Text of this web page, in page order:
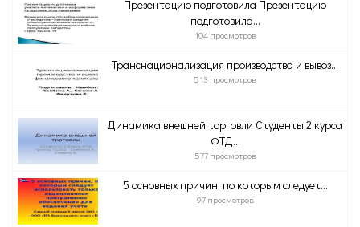
Презентацию подготовила Презентацию
подготовила...
104 просмотров
Транснационализация производства и вывоз...
513 просмотров
Динамика внешней торговли Студенты 2 курса
ФТД...
577 просмотров
5 основных причин, по которым следует...
97 просмотров